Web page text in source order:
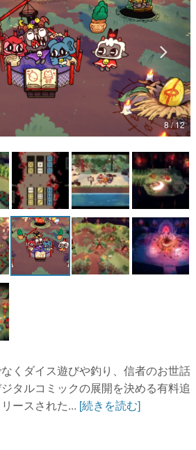
変えた日本語
裏技」「ラスボス」… ゲームにまつわる言葉
の変遷を、コンピューター文化史研究家・タ
が徹底調査。
？
8 / 12
くダイス遊びや釣り、信者のお世話
タルコミックの展開を決める有料追
ースされた... [続きを読む]